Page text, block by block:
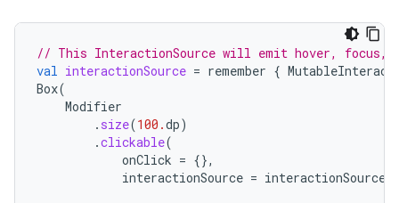
// This InteractionSource will emit hover, focus,
val interactionSource = remember {
Box(
Modifier
. size(100.dp)
.clickable(
onClick = {},
interactionSource = interactionSource